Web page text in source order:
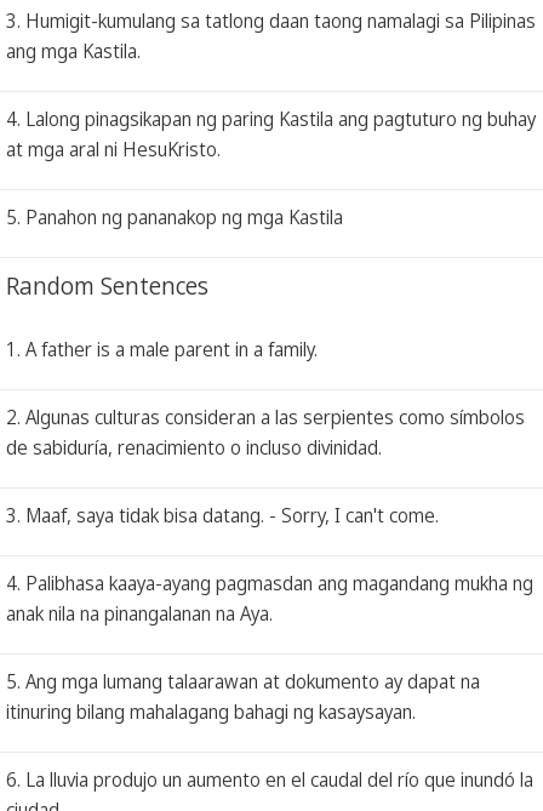
3. Humigit-kumulang sa tatlong daan taong namalagi sa Pilipinas
ang mga Kastila.
4. Lalong pinagsikapan ng paring Kastila ang pagtuturo ng buhay
at mga aral ni HesuKristo.
5. Panahon ng pananakop ng mga Kastila
Random Sentences
1. A father is a male parent in a family.
2. Algunas culturas consideran a las serpientes como símbolos
de sabiduría, renacimiento o incluso divinidad.
3. Maaf, saya tidak bisa datang. - Sorry, I can't come.
4. Palibhasa kaaya-ayang pagmasdan ang magandang mukha ng
anak nila na pinangalanan na Aya.
5. Ang mga lumang talaarawan at dokumento ay dapat na
itinuring bilang mahalagang bahagi ng kasaysayan.
6. La lluvia produjo un aumento en el caudal del río que inundó la